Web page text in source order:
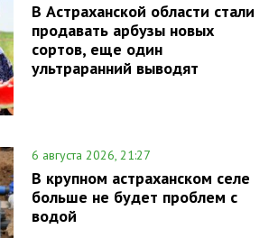
В Астраханской области стали
продавать арбузы новых
сортов, еще один
ультраранний выводят
6 августа 2026, 21:27
В крупном астраханском селе
больше не будет проблем с
водой